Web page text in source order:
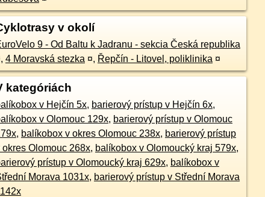
v okolí
9 - Od Baltu k Jadranu - sekcia Česká republika
, 4 Moravská stezka ¤, Řepčín - Litovel, poliklinika ¤
kategóriách
v Hejčín 5x, barierový prístup v Hejčín 6x,
v Olomouc 129x, barierový prístup v Olomouc
, balíkobox v okres Olomouc 238x, barierový prístup
okres Olomouc 268x, balíkobox v Olomoucký kraj 579x,
prístup v Olomoucký kraj 629x, balíkobox v
Morava 1031x, barierový prístup v Střední Morava